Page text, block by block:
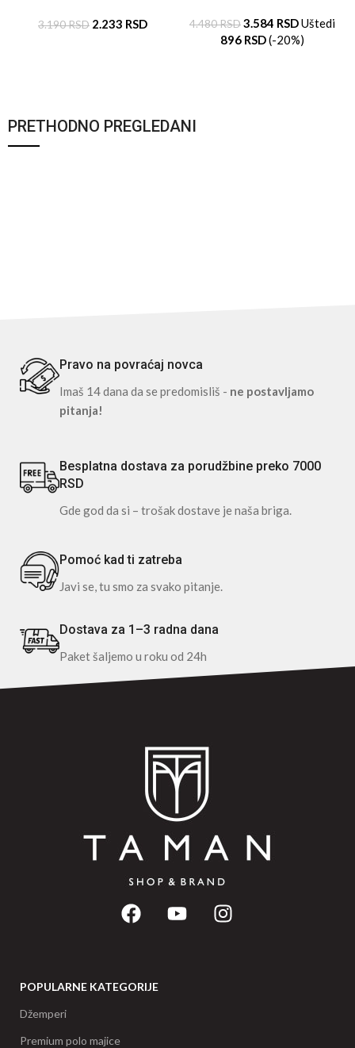
3.190RSD 2.233 RSD 4.480RSD3.584 RSDUštedi
896 RSD(-20%)
PRETHODNO PREGLEDANI
Pravo na povraćaj novca
Imaš 14 dana da se predomisliš - ne postavljamo
pitanja!
Besplatna dostava za porudžbine preko 7000
RSD
Gde god da si – trošak dostave je naša briga.
Pomoć kad ti zatreba
Javi se, tu smo za svako pitanje.
Dostava za 1–3 radna dana
Paket šaljemo u roku od 24h
POPULARNE KATEGORIJE
Džemperi
Premium polo majice